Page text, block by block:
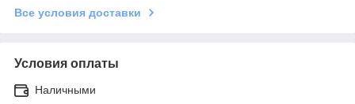
Все условия доставки
Условия оплаты
Наличными